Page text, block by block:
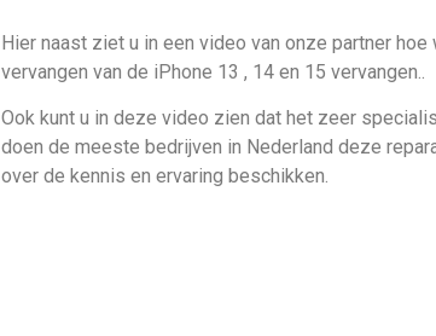
Hier naast ziet u in een video van onze partner
vervangen van de iPhone 13 , 14 en 15 vervangen..
Ook kunt u in deze video zien dat het zeer
doen de meeste bedrijven in Nederland deze
over de kennis en ervaring beschikken.